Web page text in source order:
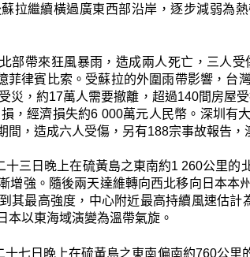
拉繼續橫過廣東西部沿岸，逐步減弱為
部帶來狂風暴雨，造成兩人死亡，三人
菲律賓比索。受蘇拉的外圍雨帶影響，台
災，約17萬人需要撤離，超過140間房屋
，經濟損失約6 000萬元人民幣。深圳有
間，造成六人受傷，另有188宗事故報告，
三日晚上在硫黃島之東南約1 260公里的
增強。隨後兩天達維轉向西北移向日本本
其最高強度，中心附近最高持續風速估
本以東海域演變為溫帶氣旋。
七日晚上在硫黃島之東南偏南約760公里